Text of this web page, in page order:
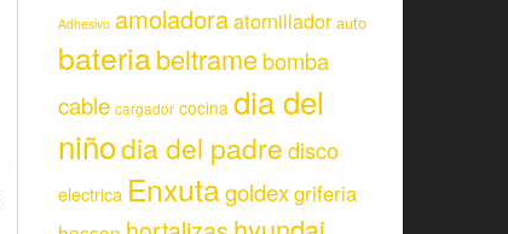
Adhesivo amoladoraatornillador auto
bateriabeltramebomba
cable cargador cocina dia del
niñodia del padredisco
electrica Enxutagoldexgriferia